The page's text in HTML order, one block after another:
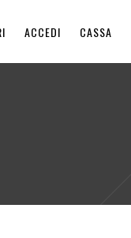
ACCEDI CASSA